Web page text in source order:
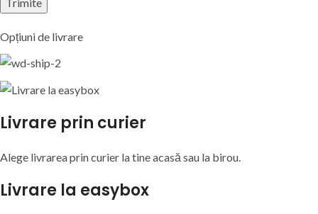
Opțiuni de livrare
Livrare prin curier
Alege livrarea prin curier latineacasă sau la birou.
Livrare la easybox